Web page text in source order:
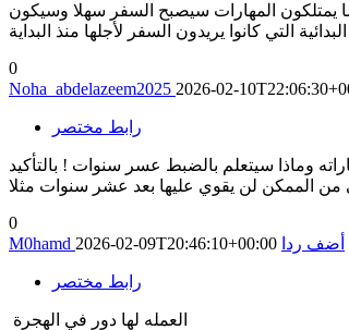
يمتلكون المهارات سيصبح السفر سهلا وسيكون
التي كانوا يريدون السفر لأجلها منذ البداية
0
Noha_abdelazeem2025 2026-02-
رابط مختصر
وماذا سيتعلم بالضبط عسر سنوات ! بالتأكيد
0
M0hamd 2026-02-09T20:46:10+00:00 أضف ردا
رابط مختصر
العمله لها دور في الهجرة